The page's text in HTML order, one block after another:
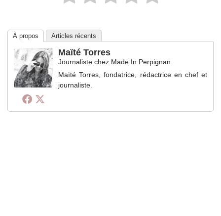
À propos Articles récents
Maïté Torres
Journaliste chez Made In Perpignan
Maïté Torres, fondatrice, rédactrice en chef et
journaliste.